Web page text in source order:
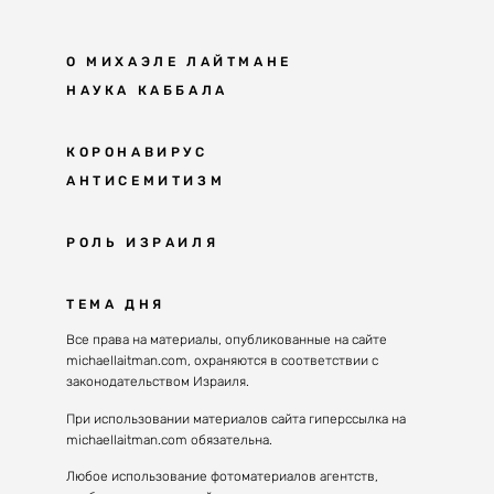
О МИХАЭЛЕ ЛАЙТМАНЕ
НАУКА КАББАЛА
Мудрость каббалы
Каббала сегодня
Великие каббалисты
Духовные состояния
Конгрессы каббалы
Каббалистическая музыка
Духовные состояния
КОРОНАВИРУС
АНТИСЕМИТИЗМ
Антисемитизм в современном мире
Решение
РОЛЬ ИЗРАИЛЯ
Почему евреи
Израиль сегодня
Избраны служить миру
ТЕМА ДНЯ
Все права на материалы, опубликованные на сайте
michaellaitman.com, охраняются в соответствии с
законодательством Израиля.
При использовании материалов сайта гиперссылка на
michaellaitman.com обязательна.
Любое использование фотоматериалов агентств,